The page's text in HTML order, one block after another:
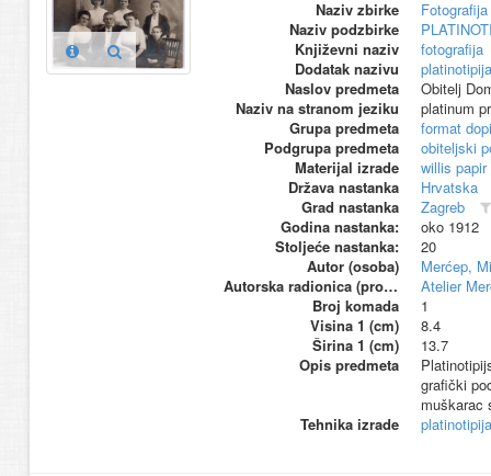
Naziv zbirke
Naziv podzbirke
Književni naziv
fotografija
Dodatak nazivu
platinotipija
Naslov predmeta
Obitelj
Naziv na stranom jeziku
platinum
Grupa predmeta
format
Podgrupa predmeta
obiteljski
Materijal izrade
willis papir
Država nastanka
Hrvatska
Grad nastanka
Zagreb
Godina nastanka:
oko 1912
Stoljeće nastanka:
20
Autor (osoba)
Merćep,
Autorska radionica (proizvođač)
Atelier
Broj komada
1
Visina 1 (cm)
8.4
Širina 1 (cm)
13.7
Opis predmeta
grafički
muškarac
Tehnika izrade
platinotipija